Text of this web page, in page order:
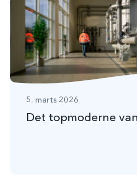
5. marts 2026
Det topmoderne